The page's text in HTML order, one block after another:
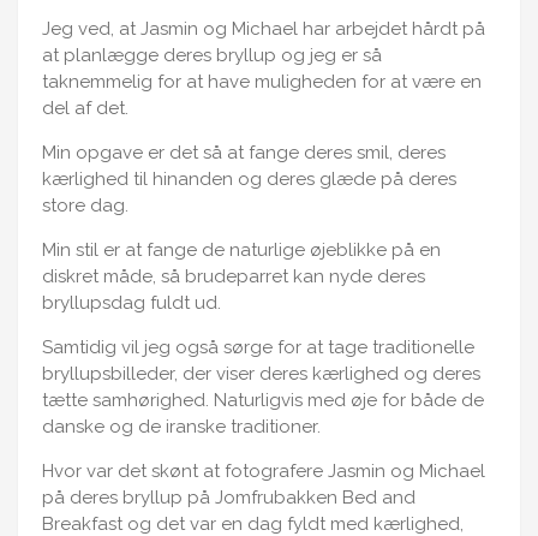
Jeg ved, at Jasmin og Michael har arbejdet hårdt på
at planlægge deres bryllup og jeg er så
taknemmelig for at have muligheden for at være en
del af det.
Min opgave er det så at fange deres smil, deres
kærlighed til hinanden og deres glæde på deres
store dag.
Min stil er at fange de naturlige øjeblikke på en
diskret måde, så brudeparret kan nyde deres
bryllupsdag fuldt ud.
Samtidig vil jeg også sørge for at tage traditionelle
bryllupsbilleder, der viser deres kærlighed og deres
tætte samhørighed. Naturligvis med øje for både de
danske og de iranske traditioner.
Hvor var det skønt at fotografere Jasmin og Michael
på deres bryllup på Jomfrubakken Bed and
Breakfast og det var en dag fyldt med kærlighed,